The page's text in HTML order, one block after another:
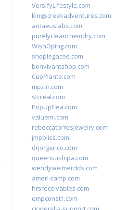
VersifyLifestyle.com
kingscreekadventures.com
antaeuslabs.com
purelycleanchemdry.com
WishOping.com
shoplegacee.com
bonvivantshop.com
CupPlante.com
mpzin.com
stcreal.com
PopUpFlea.com
valueml.com
rebeccatorresjewelry.com
jmpbliss.com
drjorgerico.com
queensushipa.com
wendyweimerdds.com
ameri-camp.com
hrsreceivables.com
empconst1.com